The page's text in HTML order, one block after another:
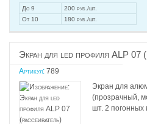
До 9
200 руб./шт.
От 10
180 руб./шт.
Экран для led профиля ALP 07
Артикул: 789
Экран для
(прозрачный,
шт. 2 погонных